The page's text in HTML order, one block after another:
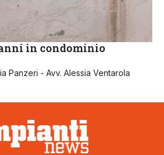
in condominio
Panzeri - Avv. Alessia Ventarola